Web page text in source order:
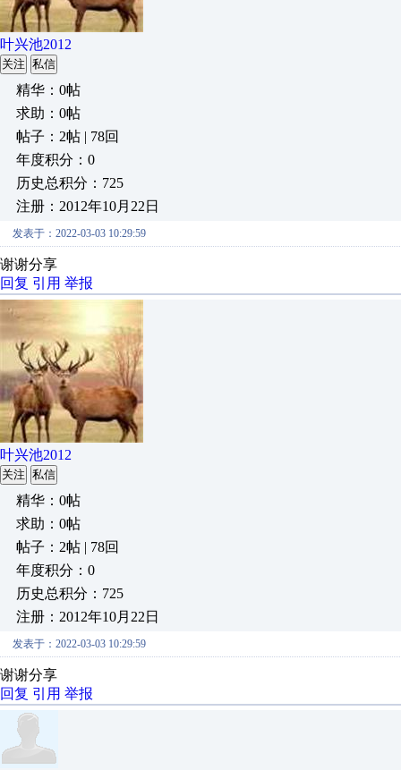
叶兴池2012
关注 私信
精华：0帖
求助：0帖
帖子：2帖 | 78回
年度积分：0
历史总积分：725
注册：2012年10月22日
发表于：2022-03-03 10:29:59
谢谢分享
回复 引用 举报
叶兴池2012
关注 私信
精华：0帖
求助：0帖
帖子：2帖 | 78回
年度积分：0
历史总积分：725
注册：2012年10月22日
发表于：2022-03-03 10:29:59
谢谢分享
回复 引用 举报